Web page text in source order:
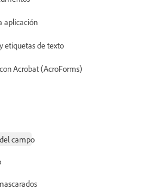
aplicación
etiquetas de texto
Acrobat (AcroForms)
campo